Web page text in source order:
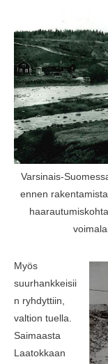
Varsinais-
ennen
Myös
suurhankkeisii
n ryhdyttiin,
valtion tuella.
Saimaasta
Laatokkaan